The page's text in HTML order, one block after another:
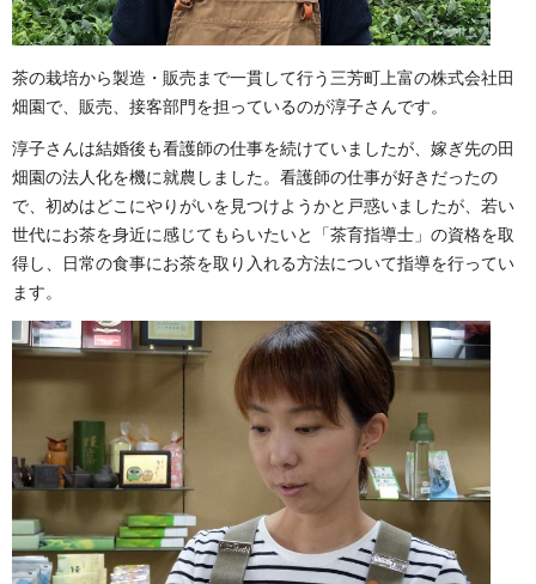
茶の栽培から製造・販売まで一貫して行う三芳町上富の株式会社田
畑園で、販売、接客部門を担っているのが淳子さんです。
淳子さんは結婚後も看護師の仕事を続けていましたが、嫁ぎ先の田
畑園の法人化を機に就農しました。看護師の仕事が好きだったの
で、初めはどこにやりがいを見つけようかと戸惑いましたが、若い
世代にお茶を身近に感じてもらいたいと「茶育指導士」の資格を取
得し、日常の食事にお茶を取り入れる方法について指導を行ってい
ます。